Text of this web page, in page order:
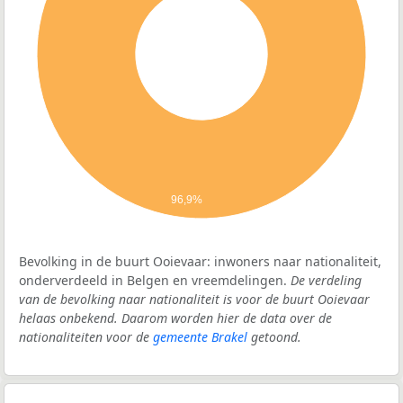
96,9%
Bevolking in de buurt Ooievaar: inwoners naar nationaliteit,
onderverdeeld in Belgen en vreemdelingen. De verdeling
van de bevolking naar nationaliteit is voor de buurt Ooievaar
helaas onbekend. Daarom worden hier de data over de
nationaliteiten voor de gemeente Brakel getoond.